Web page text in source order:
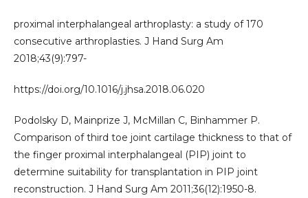
proximal interphalangeal arthroplasty: a study of 170
consecutive arthroplasties. J Hand Surg Am
2018;43(9):797-
https://doi.org/10.1016/j.jhsa.2018.06.020
Podolsky D, Mainprize J, McMillan C, Binhammer P.
Comparison of third toe joint cartilage thickness to that of
the finger proximal interphalangeal (PIP) joint to
determine suitability for transplantation in PIP joint
reconstruction. J Hand Surg Am 2011;36(12):1950-8.